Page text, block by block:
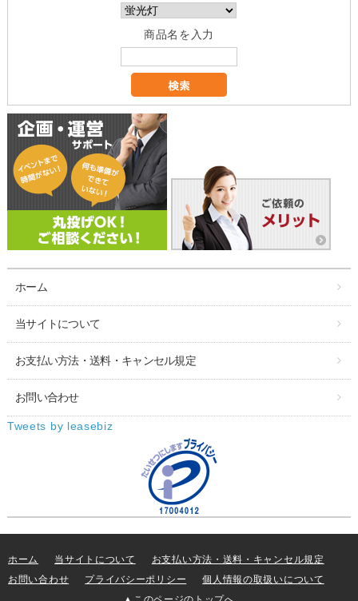
商品名を入力
ホーム
当サイトについて
お支払い方法・送料・キャンセル規定
お問い合わせ
Tweets by leasebiz
ホーム 当サイトについて
お支払い方法・送料・キャンセル規定
お問い合わせ
プライバシーポリシー
個人情報の取扱いについて